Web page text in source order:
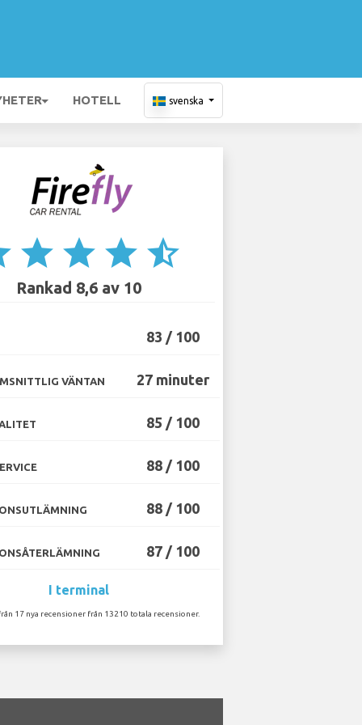
HOTELL svenska
star star star star_half
Rankad 8,6 av 10
83 / 100
VÄNTAN 27 minuter
85 / 100
88 / 100
88 / 100
87 / 100
I terminal
17 nya recensioner från 13210 totala recensioner.